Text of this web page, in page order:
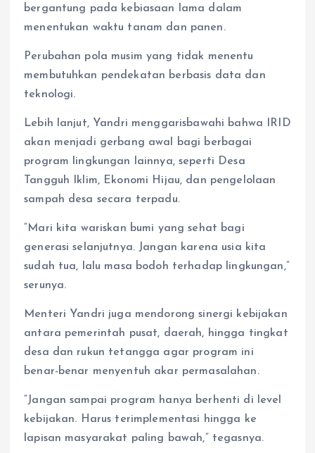
bergantung pada kebiasaan lama dalam
menentukan waktu tanam dan panen.
Perubahan pola musim yang tidak menentu
membutuhkan pendekatan berbasis data dan
teknologi.
Lebih lanjut, Yandri menggarisbawahi bahwa IRID
akan menjadi gerbang awal bagi berbagai
program lingkungan lainnya, seperti Desa
Tangguh Iklim, Ekonomi Hijau, dan pengelolaan
sampah desa secara terpadu.
“Mari kita wariskan bumi yang sehat bagi
generasi selanjutnya. Jangan karena usia kita
sudah tua, lalu masa bodoh terhadap lingkungan,”
serunya.
Menteri Yandri juga mendorong sinergi kebijakan
antara pemerintah pusat, daerah, hingga tingkat
desa dan rukun tetangga agar program ini
benar-benar menyentuh akar permasalahan.
“Jangan sampai program hanya berhenti di level
kebijakan. Harus terimplementasi hingga ke
lapisan masyarakat paling bawah,” tegasnya.